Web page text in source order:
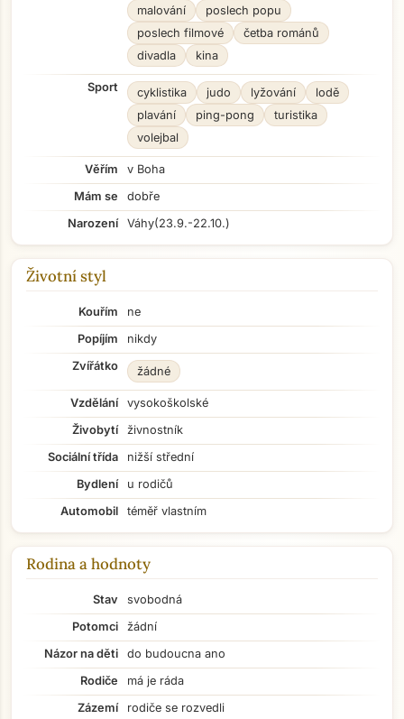
malování
poslech popu
poslech filmové
četba románů
divadla
kina
Sport cyklistika judo lyžování
lodě
plavání
ping-pong
turistika
volejbal
Věřím
v Boha
Mám se
dobře
Narození
Váhy(23.9.-22.10.)
Životní styl
Kouřím
ne
Popíjím
nikdy
Zvířátko
žádné
Vzdělání
vysokoškolské
Živobytí
živnostník
Sociální třída
nižší střední
Bydlení
u rodičů
Automobil
téměř vlastním
Rodina a hodnoty
Stav
svobodná
Potomci
žádní
Názor na děti
do budoucna ano
Rodiče
má je ráda
Zázemí
rodiče se rozvedli